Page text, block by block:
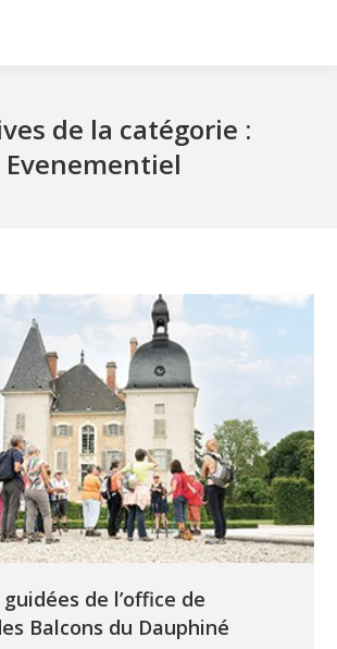
de la catégorie :
Evenementiel
de l’office de
Balcons du Dauphiné